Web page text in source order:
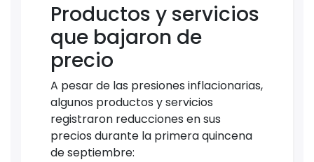
Productos y servicios
que bajaron de
precio
A pesar de las presiones inflacionarias,
algunos productos y servicios
registraron reducciones en sus
precios durante la primera quincena
de septiembre: